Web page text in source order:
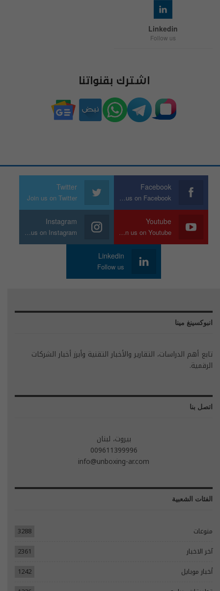
Linkedin
Follow us
اشترك بقنواتنا
Facebook
Join us on Facebook
Twitter
Join us on Twitter
Youtube
Join us on Youtube
Instagram
Join us on Instagram
Linkedin
Follow us
انبوكسينغ مينا
تابع أهم الدراسات، التقارير والأخبار التقنية وأبرز أخبار الشركات
الرقمية.
اتصل بنا
بيروت، لبنان
009611399996
info@unboxing-ar.com
الفئات الشعبية
منوعات
3288
آخر الاخبار
2361
أخبار موبايل
1242